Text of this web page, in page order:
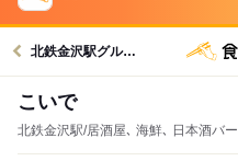
北鉄金沢駅グルメへ
こいで
北鉄金沢駅/居酒屋､ 海鮮､ 日本酒バー